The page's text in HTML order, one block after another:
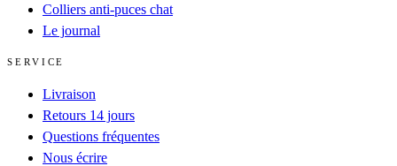
Colliers anti-puces chat
Le journal
SERVICE
Livraison
Retours 14 jours
Questions fréquentes
Nous écrire